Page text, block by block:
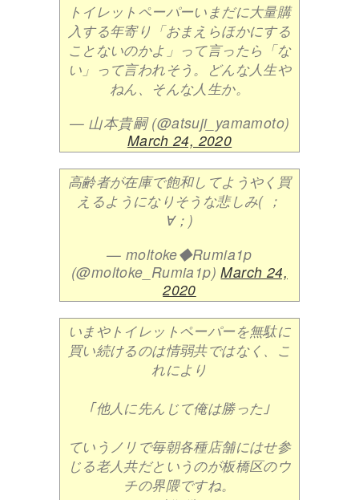
トイレットペーパーいまだに大量購
入する年寄り「おまえらほかにする
ことないのかよ」って言ったら「な
い」って言われそう。どんな人生や
ねん、そんな人生か。
— 山本貴嗣 (@atsuji_yamamoto)
March 24, 2020
高齢者が在庫で飽和してようやく買
えるようになりそうな悲しみ( ；
∀；)
— moltoke◆Rumia1p
(@moltoke_Rumia1p)March 24,
2020
いまやトイレットペーパーを無駄に
買い続けるのは情弱共ではなく、こ
れにより
｢他人に先んじて俺は勝った｣
ていうノリで毎朝各種店舗にはせ参
じる老人共だというのが板橋区のウ
チの界隈ですね。